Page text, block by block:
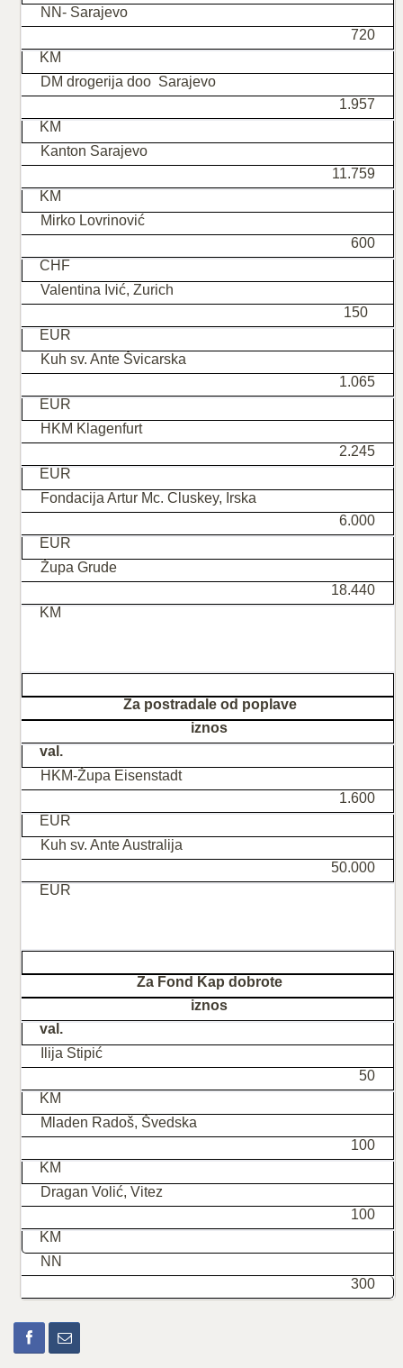
NN- Sarajevo
720
KM
DM drogerija doo Sarajevo
1.957
KM
Kanton Sarajevo
11.759
KM
Mirko Lovrinović
600
CHF
Valentina Ivić, Zurich
150
EUR
Kuh sv. Ante Švicarska
1.065
EUR
HKM Klagenfurt
2.245
EUR
Fondacija Artur Mc. Cluskey, Irska
6.000
EUR
Župa Grude
18.440
KM
Za postradale od poplave
iznos
val.
HKM-Župa Eisenstadt
1.600
EUR
Kuh sv. Ante Australija
50.000
EUR
Za Fond Kap dobrote
iznos
val.
Ilija Stipić
50
KM
Mladen Radoš, Švedska
100
KM
Dragan Volić, Vitez
100
KM
NN
300